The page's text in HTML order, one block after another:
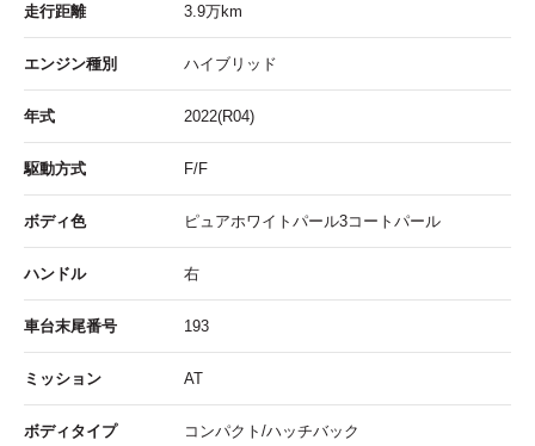
走行距離 3.9万km
エンジン種別 ハイブリッド
年式 2022(R04)
駆動方式 F/F
ボディ色 ピュアホワイトパール3コートパール
ハンドル 右
車台末尾番号 193
ミッション AT
ボディタイプ コンパクト/ハッチバック